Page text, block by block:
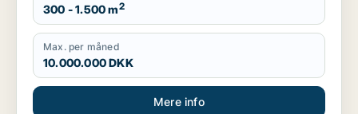
300 - 1.500 m2
Max. per måned
10.000.000 DKK
Mere info